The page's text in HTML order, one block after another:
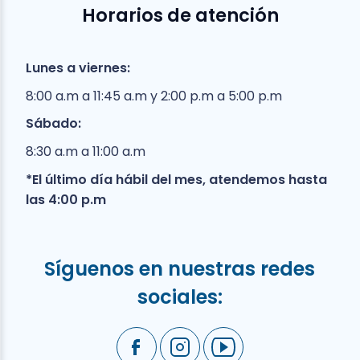
Horarios de atención
Lunes a viernes:
8:00 a.m a 11:45 a.m y 2:00 p.m a 5:00 p.m
Sábado:
8:30 a.m a 11:00 a.m
*El último día hábil del mes, atendemos hasta
las 4:00 p.m
Síguenos en nuestras redes
sociales: